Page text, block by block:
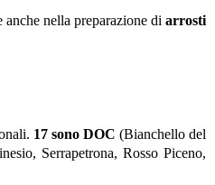
anche nella preparazione diarrosti
17 sono DOC (Bianchello del
Serrapetrona, Rosso Piceno,